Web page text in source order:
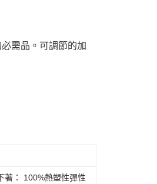
需品。可調節的加
著： 100%熱塑性彈性